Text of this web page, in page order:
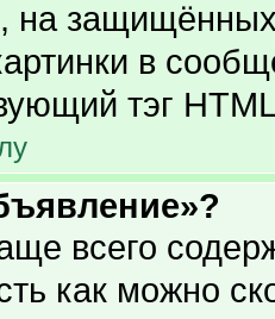
на
в
тэг
всего
как можно